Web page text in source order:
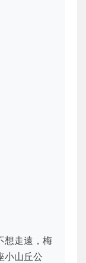
想走遠，梅
小山丘公